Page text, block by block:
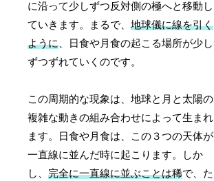
に沿って少しずつ反対側の極へと移動し
ていきます。まるで、地球儀に線を引く
ように 、日食や月食の起こる場所が少し
ずつずれていくのです。
この周期的な現象は、地球と月と太陽の
複雑な動きの組み合わせによって生まれ
ます。日食や月食は、この３つの天体が
一直線に並んだ時に起こります。しか
し、完全に一直線に並ぶことは稀で、た